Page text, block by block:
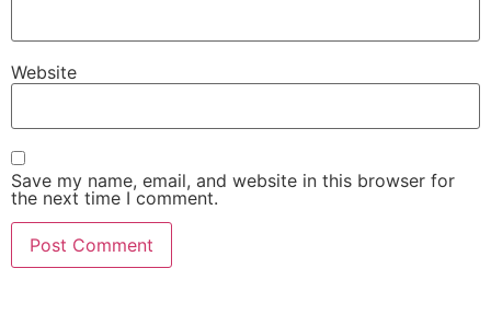
Website
Save my name, email, and website in this browser for
the next time I comment.